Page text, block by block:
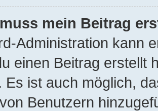
mein Beitrag
Administration kann
einen Beitrag erstellt
Es ist auch möglich,
Benutzern